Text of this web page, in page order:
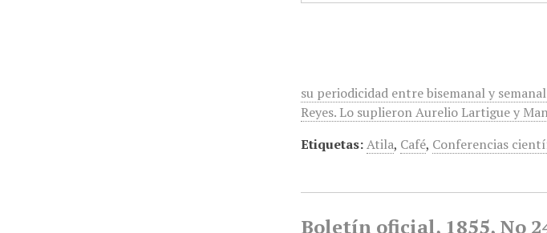
su periodicidad entre bisemanal y
Reyes. Lo suplieron Aurelio Lartigue y
Etiquetas:Atila, Café, Conferencias
Boletín oficial, 1855, No